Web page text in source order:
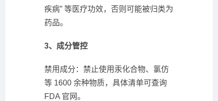
疾病” 等医疗功效，否则可能被归类为
药品。
3、成分管控
禁用成分：禁止使用汞化合物、氯仿
等 1600 余种物质，具体清单可查询
FDA 官网。